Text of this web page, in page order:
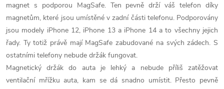
magnet s podporou MagSafe. Ten pevně drží váš telefon díky
magnetům, které jsou umístěné v zadní části telefonu. Podporovány
jsou modely iPhone 12, iPhone 13 a iPhone 14 a to všechny jejich
řady. Ty totiž právě mají MagSafe zabudované na svých zádech. S
ostatními telefony nebude držák fungovat.
Magnetický držák do auta je lehký a nebude příliš zatěžovat
ventilační mřížku auta, kam se dá snadno umístit. Přesto pevně